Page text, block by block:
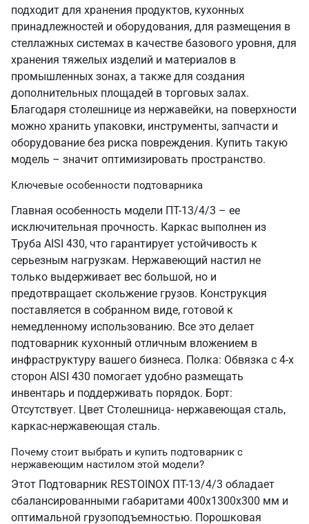
подходит для хранения продуктов, кухонных
принадлежностей и оборудования, для размещения в
стеллажных системах в качестве базового уровня, для
хранения тяжелых изделий и материалов в
промышленных зонах, а также для создания
дополнительных площадей в торговых залах.
Благодаря столешнице из нержавейки, на поверхности
можно хранить упаковки, инструменты, запчасти и
оборудование без риска повреждения. Купить такую
модель – значит оптимизировать пространство.
Ключевые особенности подтоварника
Главная особенность модели ПТ-13/4/3 – ее
исключительная прочность. Каркас выполнен из
Труба AISI 430, что гарантирует устойчивость к
серьезным нагрузкам. Нержавеющий настил не
только выдерживает вес большой, но и
предотвращает скольжение грузов. Конструкция
поставляется в собранном виде, готовой к
немедленному использованию. Все это делает
подтоварник кухонный отличным вложением в
инфраструктуру вашего бизнеса. Полка: Обвязка с 4-х
сторон AISI 430 помогает удобно размещать
инвентарь и поддерживать порядок. Борт:
Отсутствует. Цвет Столешница- нержавеющая сталь,
каркас-нержавеющая сталь.
Почему стоит выбрать и купить подтоварник с
нержавеющим настилом этой модели?
Этот Подтоварник RESTOINOX ПТ-13/4/3 обладает
сбалансированными габаритами 400х1300х300 мм и
оптимальной грузоподъемностью. Порошковая